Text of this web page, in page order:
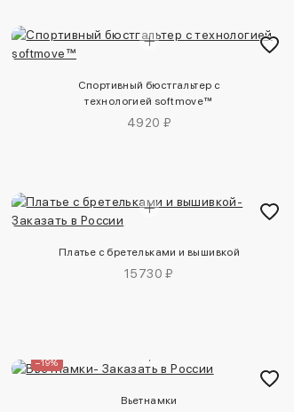
Спортивный бюстгальтер с
технологией softmove™
4920 ₽
Платье с бретельками и вышивкой
15730 ₽
–19%
Вьетнамки